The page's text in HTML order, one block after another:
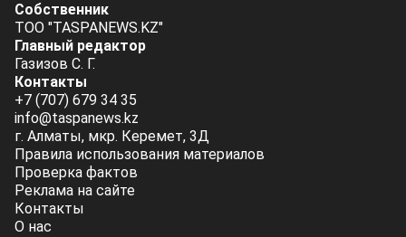
Собственник
ТОО "TASPANEWS.KZ"
Главный редактор
Газизов С. Г.
Контакты
+7 (707) 679 34 35
info@taspanews.kz
г. Алматы, мкр. Керемет, 3Д
Правила использования материалов
Проверка фактов
Реклама на сайте
Контакты
О нас